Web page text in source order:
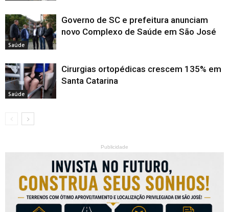
Saúde
Governo de SC e prefeitura anunciam
novo Complexo de Saúde em São José
Saúde
Cirurgias ortopédicas crescem 135% em
Santa Catarina
Publicidade